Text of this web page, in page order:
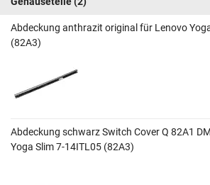
Abdeckung anthrazit original für Lenovo
(82A3)
Abdeckung schwarz Switch Cover Q 82A1
Yoga Slim 7-14ITL05 (82A3)